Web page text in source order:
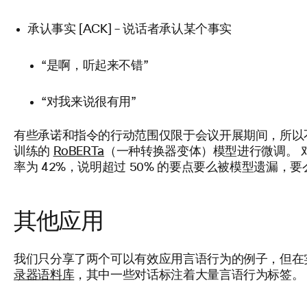
承认事实 [ACK] – 说话者承认某个事实
“是啊，听起来不错”
“对我来说很有用”
有些承诺和指令的行动范围仅限于会议开展期间，所
训练的 RoBERTa （一种转换器变体）模型进行微调
率为 42%，说明超过 50% 的要点要么被模型遗漏，
其他应用
我们只分享了两个可以有效应用言语行为的例子，但
录器语料库，其中一些对话标注着大量言语行为标签